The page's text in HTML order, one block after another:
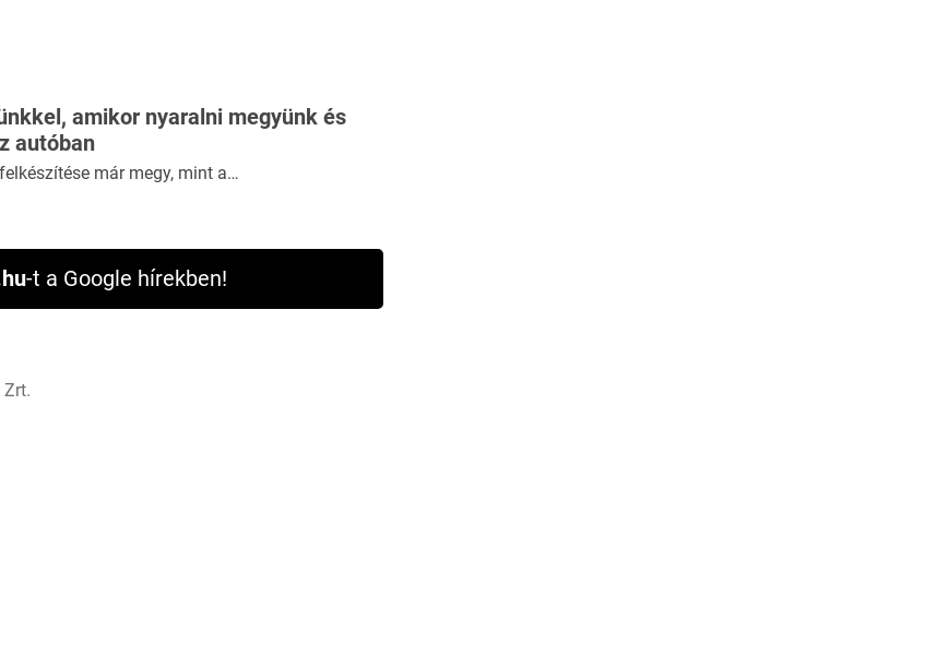
amikor nyaralni megyünk és
autóban
már megy, mint a…
-t a Google hírekben!
Zrt.